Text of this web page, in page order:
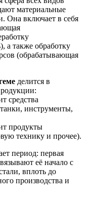
материальные
Она включает в себя
а также обработку
(обрабатывающая
делится в
средства
инструменты,
продукты
технику и прочее).
период: первая
её начало с
вплоть до
производства и